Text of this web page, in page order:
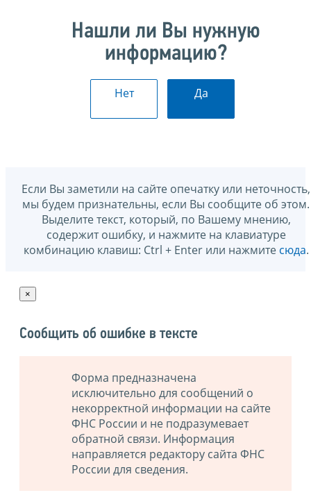
Нашли ли Вы нужную
информацию?
Нет Да
Если Вы заметили на сайте опечатку или неточность,
мы будем признательны, если Вы сообщите об этом.
Выделите текст, который, по Вашему мнению,
содержит ошибку, и нажмите на клавиатуре
комбинацию клавиш: Ctrl + Enter или нажмите сюда.
×
Сообщить об ошибке в тексте
Форма предназначена
исключительно для сообщений о
некорректной информации на сайте
ФНС России и не подразумевает
обратной связи. Информация
направляется редактору сайта ФНС
России для сведения.